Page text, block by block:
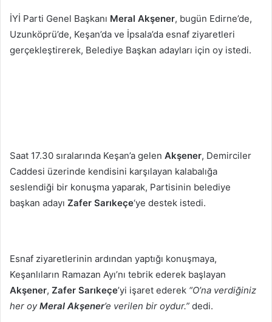
İYİ Parti Genel Başkanı Meral Akşener, bugün Edirne’de,
Uzunköprü’de, Keşan’da ve İpsala’da esnaf ziyaretleri
gerçekleştirerek, Belediye Başkan adayları için oy istedi.
Saat 17.30 sıralarında Keşan’a gelen Akşener, Demirciler
Caddesi üzerinde kendisini karşılayan kalabalığa
seslendiği bir konuşma yaparak, Partisinin belediye
başkan adayı Zafer Sarıkeçe‘ye destek istedi.
Esnaf ziyaretlerinin ardından yaptığı konuşmaya,
Keşanlıların Ramazan Ayı’nı tebrik ederek başlayan
Akşener, Zafer Sarıkeçe’yi işaret ederek “O’na verdiğiniz
her oyMeral Akşener’e verilen bir oydur.” dedi.